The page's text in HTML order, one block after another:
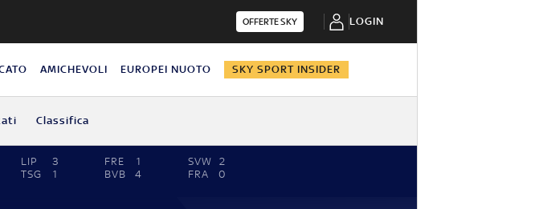
OFFERTE SKY LOGIN
AMICHEVOLI EUROPEI NUOTO SKY SPORT INSIDER
Classifica
LIP
3
TSG
1
FRE
1
BVB
4
SVW
2
FRA
0